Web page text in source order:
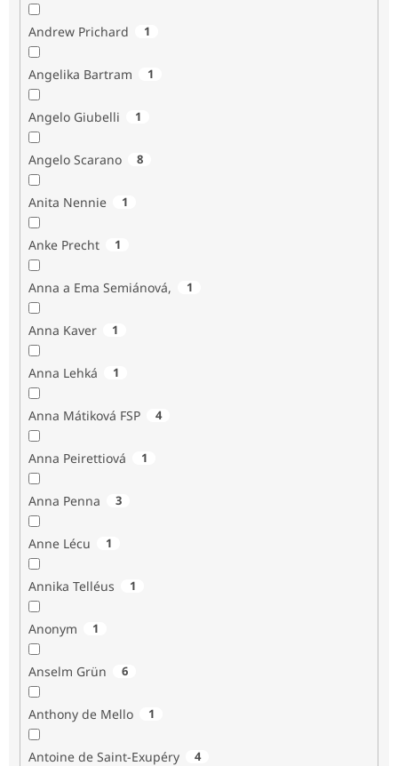
Andrew Prichard 1
Angelika Bartram 1
Angelo Giubelli 1
Angelo Scarano 8
Anita Nennie 1
Anke Precht 1
Anna a Ema Semiánová, 1
Anna Kaver 1
Anna Lehká 1
Anna Mátiková FSP 4
Anna Peirettiová 1
Anna Penna 3
Anne Lécu 1
Annika Telléus 1
Anonym 1
Anselm Grün 6
Anthony de Mello 1
Antoine de Saint-Exupéry 4